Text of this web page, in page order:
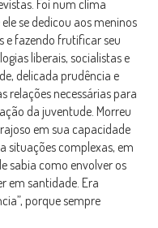
Foi num clima
se dedicou aos meninos
e fazendo frutificar seu
liberais, socialistas e
delicada prudência e
relações necessárias para
da juventude. Morreu
em sua capacidade
situações complexas, em
sabia como envolver os
em santidade. Era
porque sempre